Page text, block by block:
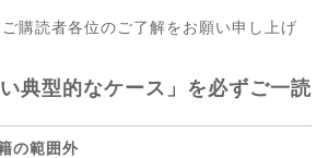
購読者各位のご了解をお願い申し上げ
い典型的なケース」を必ずご一読
の範囲外